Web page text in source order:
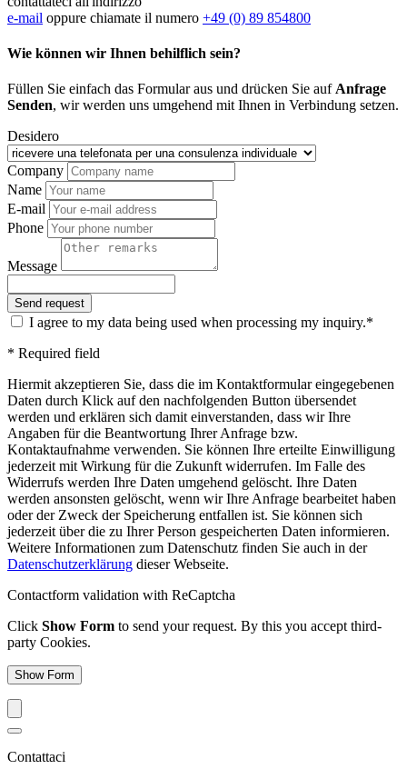
e-mail oppure chiamate il numero +49 (0) 89 854800
Wie können wir Ihnen behilflich sein?
Füllen Sie einfach das Formular aus und drücken Sie auf Anfrage
Senden, wir werden uns umgehend mit Ihnen in Verbindung setzen.
Desidero
Company
Name
E-mail
Phone
Message
I agree to my data being used when processing my inquiry.*
* Required field
Hiermit akzeptieren Sie, dass die im Kontaktformular eingegebenen
Daten durch Klick auf den nachfolgenden Button übersendet
werden und erklären sich damit einverstanden, dass wir Ihre
Angaben für die Beantwortung Ihrer Anfrage bzw.
Kontaktaufnahme verwenden. Sie können Ihre erteilte Einwilligung
jederzeit mit Wirkung für die Zukunft widerrufen. Im Falle des
Widerrufs werden Ihre Daten umgehend gelöscht. Ihre Daten
werden ansonsten gelöscht, wenn wir Ihre Anfrage bearbeitet haben
oder der Zweck der Speicherung entfallen ist. Sie können sich
jederzeit über die zu Ihrer Person gespeicherten Daten informieren.
Weitere Informationen zum Datenschutz finden Sie auch in der
Datenschutzerklärung dieser Webseite.
Contactform validation with ReCaptcha
Click Show Form to send your request. By this you accept third-
party Cookies.
Show Form
Contattaci